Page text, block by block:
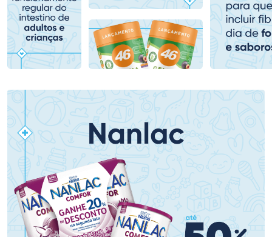
Comprar sem Desconto
Por R$ 81,99/cada
Comprar sem Desconto
Por R$ 81,99/cada
Comprar sem Desconto
Por R$ 261,99/cada
Comprar sem Desconto
Por R$ 261,99/cada